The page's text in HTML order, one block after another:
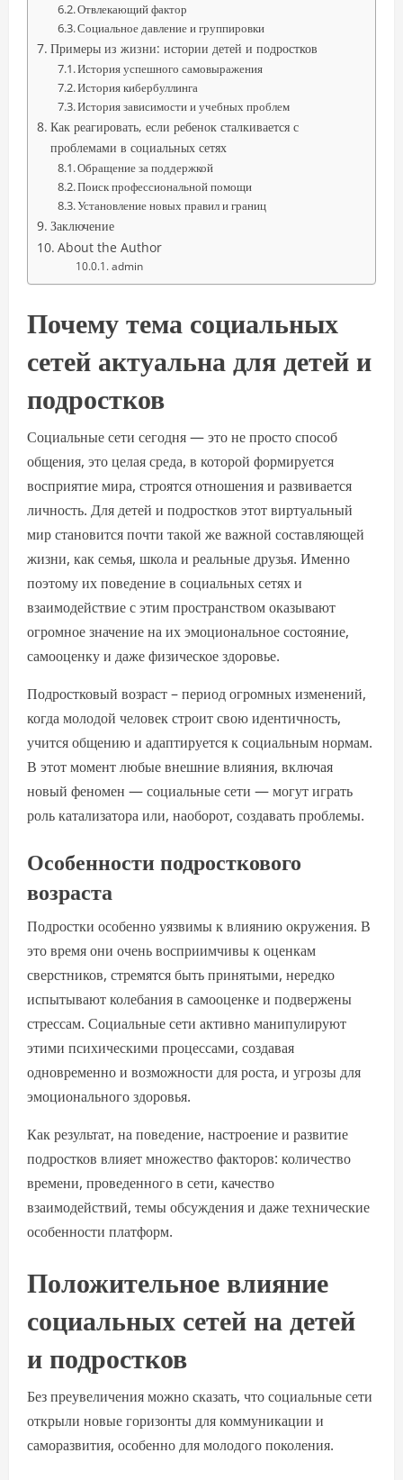
Отвлекающий фактор
Социальное давление и группировки
Примеры из жизни: истории детей и подростков
История успешного самовыражения
История кибербуллинга
История зависимости и учебных проблем
Как реагировать, если ребенок сталкивается с
проблемами в социальных сетях
Обращение за поддержкой
Поиск профессиональной помощи
Установление новых правил и границ
Заключение
About the Author
admin
Почему тема социальных
сетей актуальна для детей и
подростков
Социальные сети сегодня — это не просто способ
общения, это целая среда, в которой формируется
восприятие мира, строятся отношения и развивается
личность. Для детей и подростков этот виртуальный
мир становится почти такой же важной составляющей
жизни, как семья, школа и реальные друзья. Именно
поэтому их поведение в социальных сетях и
взаимодействие с этим пространством оказывают
огромное значение на их эмоциональное состояние,
самооценку и даже физическое здоровье.
Подростковый возраст – период огромных изменений,
когда молодой человек строит свою идентичность,
учится общению и адаптируется к социальным нормам.
В этот момент любые внешние влияния, включая
новый феномен — социальные сети — могут играть
роль катализатора или, наоборот, создавать проблемы.
Особенности подросткового
возраста
Подростки особенно уязвимы к влиянию окружения. В
это время они очень восприимчивы к оценкам
сверстников, стремятся быть принятыми, нередко
испытывают колебания в самооценке и подвержены
стрессам. Социальные сети активно манипулируют
этими психическими процессами, создавая
одновременно и возможности для роста, и угрозы для
эмоционального здоровья.
Как результат, на поведение, настроение и развитие
подростков влияет множество факторов: количество
времени, проведенного в сети, качество
взаимодействий, темы обсуждения и даже технические
особенности платформ.
Положительное влияние
социальных сетей на детей
и подростков
Без преувеличения можно сказать, что социальные сети
открыли новые горизонты для коммуникации и
саморазвития, особенно для молодого поколения.